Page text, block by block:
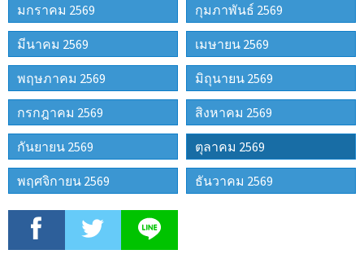
มกราคม 2569 กุมภาพันธ์ 2569
มีนาคม 2569 เมษายน 2569
พฤษภาคม 2569 มิถุนายน 2569
กรกฎาคม 2569 สิงหาคม 2569
กันยายน 2569 ตุลาคม 2569
พฤศจิกายน 2569 ธันวาคม 2569